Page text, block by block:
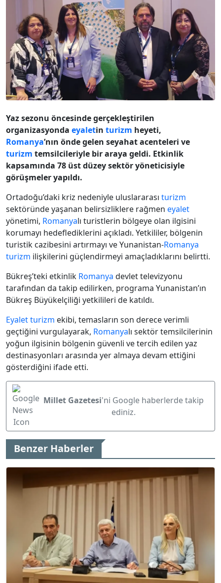
Yaz sezonu öncesinde gerçekleştirilen
organizasyonda eyaletin turizm heyeti,
Romanya’nın önde gelen seyahat acenteleri ve
turizm temsilcileriyle bir araya geldi. Etkinlik
kapsamında 78 üst düzey sektör yöneticisiyle
görüşmeler yapıldı.
Ortadoğu’daki kriz nedeniyle uluslararası turizm
sektöründe yaşanan belirsizliklere rağmen eyalet
yönetimi, Romanyalı turistlerin bölgeye olan ilgisini
korumayı hedeflediklerini açıkladı. Yetkililer, bölgenin
turistik cazibesini artırmayı ve Yunanistan-Romanya
turizm ilişkilerini güçlendirmeyi amaçladıklarını belirtti.
Bükreş’teki etkinlik Romanya devlet televizyonu
tarafından da takip edilirken, programa Yunanistan’ın
Bükreş Büyükelçiliği yetkilileri de katıldı.
Eyaletturizm ekibi, temasların son derece verimli
geçtiğini vurgulayarak, Romanyalı sektör temsilcilerinin
yoğun ilgisinin bölgenin güvenli ve tercih edilen yaz
destinasyonları arasında yer almaya devam ettiğini
gösterdiğini ifade etti.
Millet Gazetesi'ni Google haberlerde takip
ediniz.
Benzer Haberler